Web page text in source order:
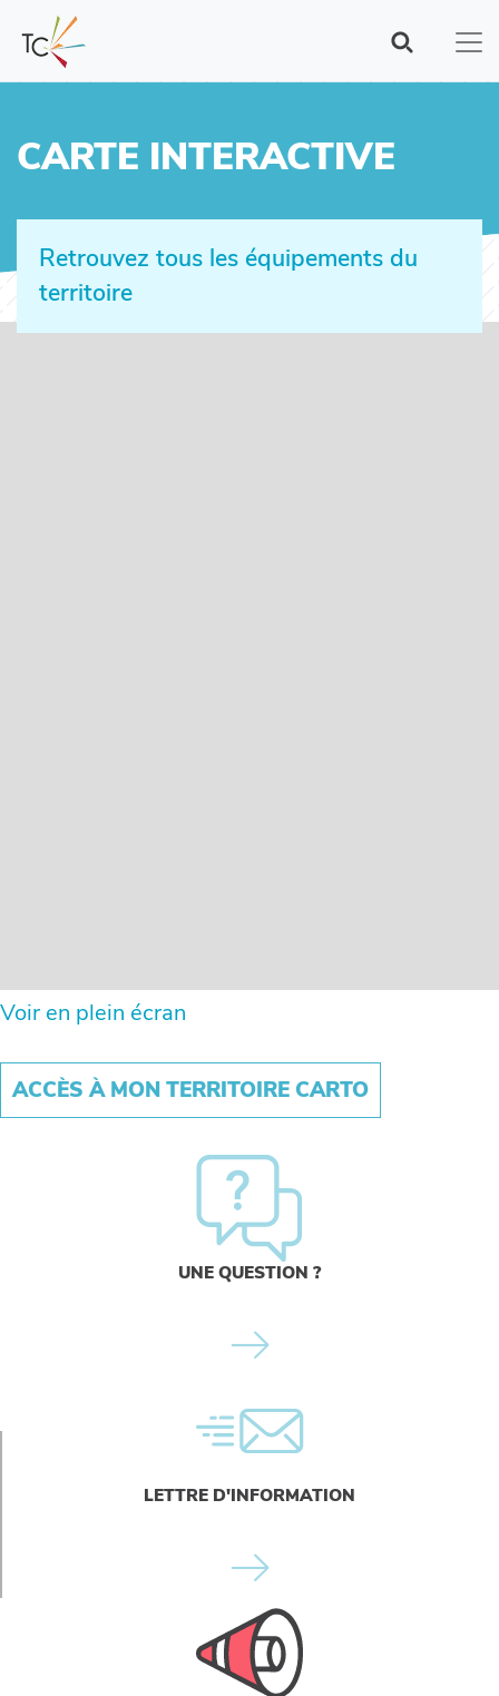
contenu
principal
CARTE INTERACTIVE
Retrouvez tous les équipements du
territoire
Voir en plein écran
ACCÈS À MON TERRITOIRE CARTO
UNE QUESTION ?
LETTRE D'INFORMATION